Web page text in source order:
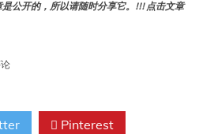
公开的，所以请随时分享它。!!! 点击文章
Pinterest